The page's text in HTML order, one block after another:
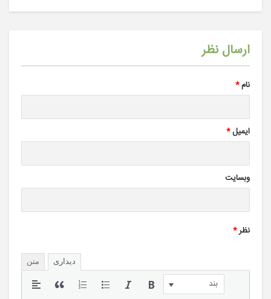
ارسال نظر
نام*
ایمیل*
وبسایت
نظر*
دیداری متن
بند